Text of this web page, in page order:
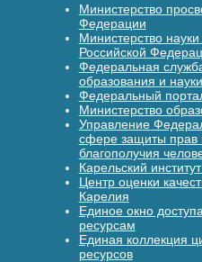
Министерство
Федерации
Министерство
Российской
Федеральная
образования и науки
Федеральный
Министерство
Управление
сфере защиты прав
благополучия
Карельский
Центр оценки
Карелия
Единое окно
ресурсам
Единая коллекция
ресурсов